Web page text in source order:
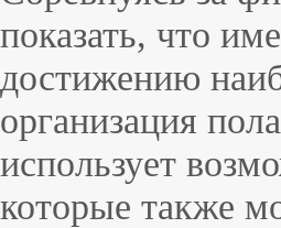
показать, что
достижению
организация
использует
которые также